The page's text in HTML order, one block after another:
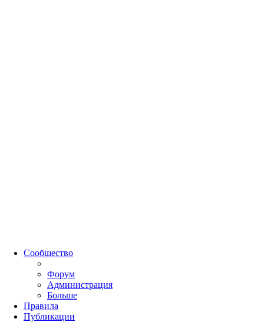
Сообщество
Форум
Администрация
Больше
Правила
Публикации